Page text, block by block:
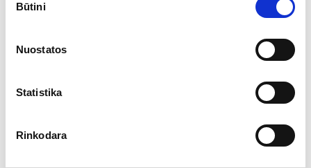
pasirinkimas
Būtini
Nuostatos
Statistika
Rinkodara
SUSISIEKTI DĖL
mygtuką “Kandidatuoti”, užpildykite formą ir
prisegę savo CV spustelkite mygtuką „siųsti”.